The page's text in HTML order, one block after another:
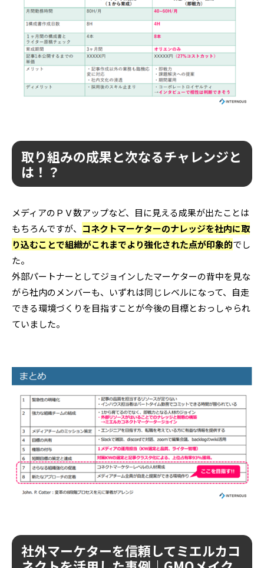
取り組みの成果と次なるチャレンジと
は！？
メディアのＰＶ数アップなど、目に見える成果が出たことは
もちろんですが、 コネクトマーケターのナレッジを社内に取
り込むことで組織がこれまでより強化された点が印象的でし
た。
外部パートナーとしてジョインしたマーケターの背中を見な
がら社内のメンバーも、いずれは同じレベルになって、自走
できる環境づくりを目指すことが今後の目標とおっしゃられ
ていました。
社外マーケターを信頼してミエルカコ